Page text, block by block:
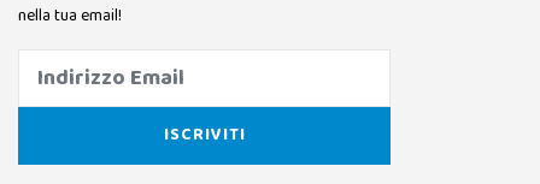
nella tua email!